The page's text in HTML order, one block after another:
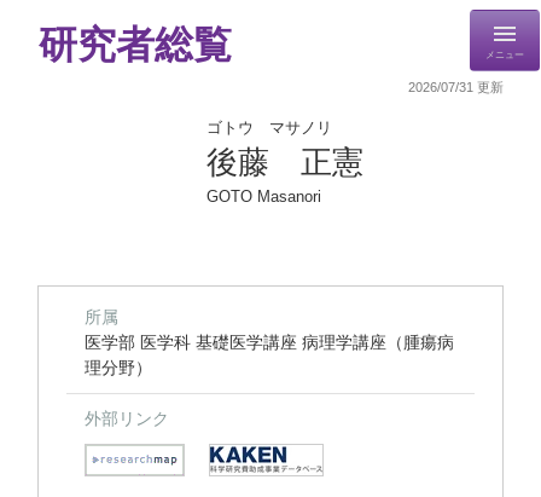
研究者総覧 メニュー
2026/07/31 更新
ゴトウ マサノリ
後藤 正憲
GOTO Masanori
所属
医学部 医学科 基礎医学講座 病理学講座（腫瘍病
理分野）
外部リンク